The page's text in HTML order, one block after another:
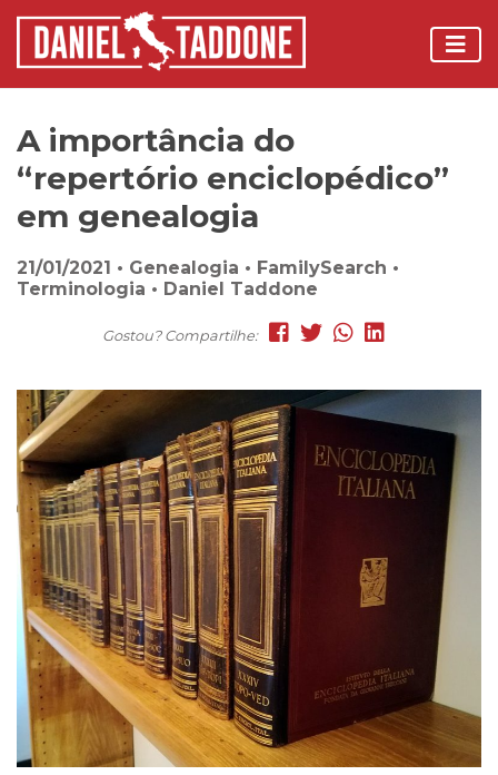
A importância do
“repertório enciclopédico”
em genealogia
21/01/2021 • Genealogia • FamilySearch •
Terminologia • Daniel Taddone
Gostou? Compartilhe: